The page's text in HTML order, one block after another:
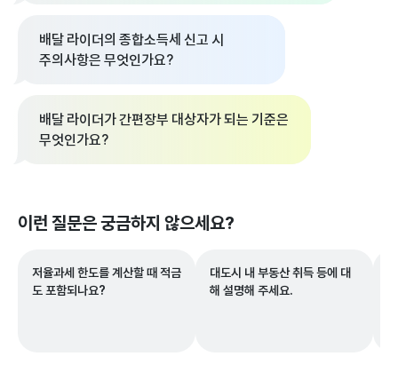
배달 라이더의 종합소득세 신고 시
주의사항은 무엇인가요?
배달 라이더가 간편장부 대상자가 되는 기준은
무엇인가요?
이런 질문은 궁금하지 않으세요?
저율과세 한도를 계산할 때 적금
도 포함되나요?
대도시 내 부동산 취득 등에 대
해 설명해 주세요.